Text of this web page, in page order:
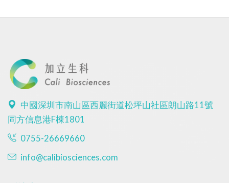
中國深圳市南山區西麗街道松坪山社區朗山路11號
同方信息港F棟1801
0755-26669660
info@calibiosciences.com